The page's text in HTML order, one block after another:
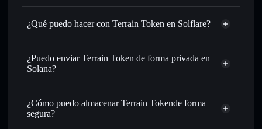
Terrain Token no está verificado
¿Qué puedo hacer con Terrain Token en Solflare?
Terrain Token
cartera de Solflare
Intercambiar al instante: operar con TRN para SOL,
USDC o miles de otros tokens de Solana con enrutamiento
tu precio objetivo para TRN
Utilizar DCA
¿Puedo enviar Terrain Token de forma privada en
Solana?
agregador de privacidad
¿Cómo puedo almacenar Terrain Tokende forma
segura?